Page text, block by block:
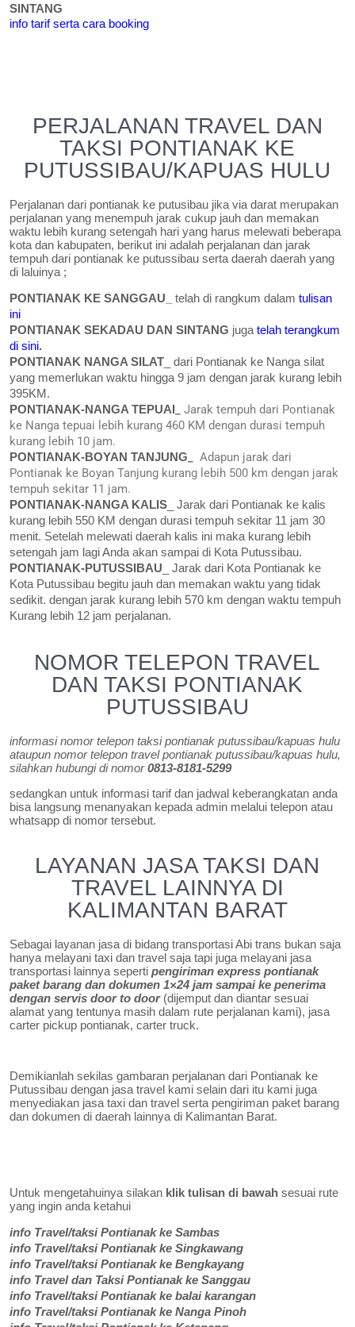
SINTANG
info tarif serta cara booking
PERJALANAN TRAVEL DAN
TAKSI PONTIANAK KE
PUTUSSIBAU/KAPUAS HULU
Perjalanan dari pontianak ke putusibau jika via darat merupakan
perjalanan yang menempuh jarak cukup jauh dan memakan
waktu lebih kurang setengah hari yang harus melewati beberapa
kota dan kabupaten, berikut ini adalah perjalanan dan jarak
tempuh dari pontianak ke putussibau serta daerah daerah yang
di laluinya ;
PONTIANAK KE SANGGAU_
telah di rangkum dalamtulisan
ini
PONTIANAK SEKADAU DAN SINTANG jugatelah terangkum
di sini.
PONTIANAK NANGA SILAT _ dari Pontianak ke Nanga silat
yang memerlukan waktu hingga 9 jam dengan jarak kurang lebih
395KM.
PONTIANAK-NANGA TEPUAI _Jarak tempuh dari Pontianak
ke Nanga tepuai lebih kurang 460 KM dengan durasi tempuh
kurang lebih 10 jam.
PONTIANAK-BOYAN TANJUNG _Adapun jarak dari
Pontianak ke Boyan Tanjung kurang lebih 500 km dengan jarak
tempuh sekitar 11 jam.
PONTIANAK-NANGA KALIS _ Jarak dari Pontianak ke kalis
kurang lebih 550 KM dengan durasi tempuh sekitar 11 jam 30
menit. Setelah melewati daerah kalis ini maka kurang lebih
setengah jam lagi Anda akan sampai di Kota Putussibau.
PONTIANAK-PUTUSSIBAU _ Jarak dari Kota Pontianak ke
Kota Putussibau begitu jauh dan memakan waktu yang tidak
sedikit. dengan jarak kurang lebih 570 km dengan waktu tempuh
Kurang lebih 12 jam perjalanan.
NOMOR TELEPON TRAVEL
DAN TAKSI PONTIANAK
PUTUSSIBAU
informasi nomor telepon taksi pontianak putussibau/kapuas hulu
ataupun nomor telepon travel pontianak putussibau/kapuas hulu,
silahkan hubungi di nomor0813-8181-5299
sedangkan untuk informasi tarif dan jadwal keberangkatan anda
bisa langsung menanyakan kepada admin melalui telepon atau
whatsapp di nomor tersebut.
LAYANAN JASA TAKSI DAN
TRAVEL LAINNYA DI
KALIMANTAN BARAT
Sebagai layanan jasa di bidang transportasi Abi trans bukan saja
hanya melayani taxi dan travel saja tapi juga melayani jasa
transportasi lainnya sepertipengiriman express pontianak
paket barang dan dokumen 1×24 jam sampai ke penerima
dengan servis door to door(dijemput dan diantar sesuai
alamat yang tentunya masih dalam rute perjalanan kami), jasa
carter pickup pontianak, carter truck.
Demikianlah sekilas gambaran perjalanan dari Pontianak ke
Putussibau dengan jasa travel kami selain dari itu kami juga
menyediakan jasa taxi dan travel serta pengiriman paket barang
dan dokumen di daerah lainnya di Kalimantan Barat.
Untuk mengetahuinya silakan klik tulisan di bawah sesuai rute
yang ingin anda ketahui
info Travel/taksi Pontianak ke Sambas
info Travel/taksi Pontianak ke Singkawang
info Travel/taksi Pontianak ke Bengkayang
info Travel dan Taksi Pontianak ke Sanggau
info Travel/taksi Pontianak ke balai karangan
info Travel/taksi Pontianak ke Nanga Pinoh